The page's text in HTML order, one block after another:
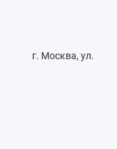
г. Москва, ул.